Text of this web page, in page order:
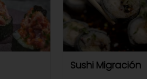
Sushi Migración